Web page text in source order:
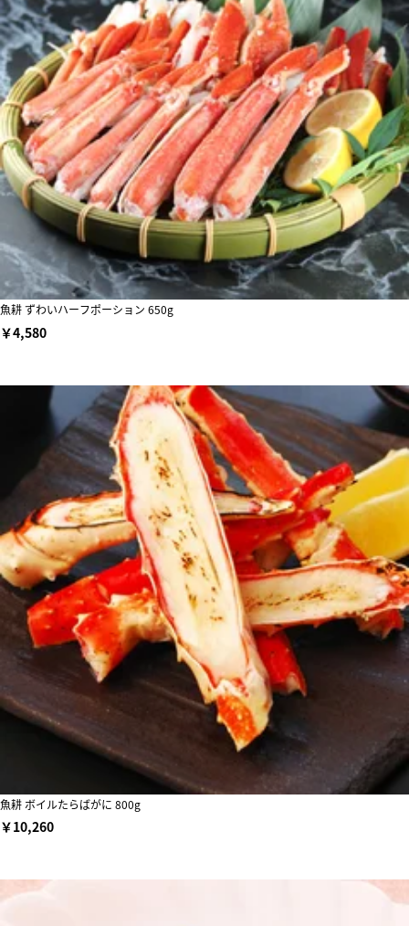
魚耕 ずわいハーフポーション 650g
￥4,580
魚耕 ボイルたらばがに 800g
￥10,260